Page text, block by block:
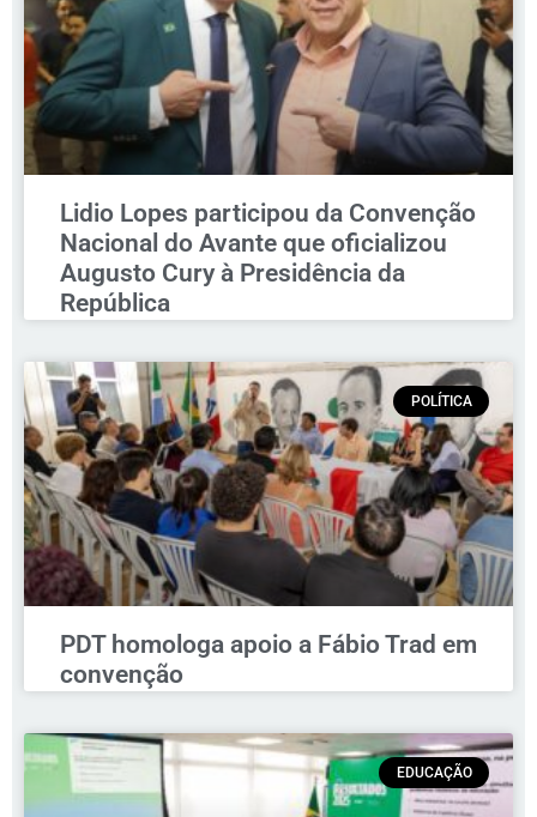
Lidio Lopes participou da Convenção
Nacional do Avante que oficializou
Augusto Cury à Presidência da
República
POLÍTICA
PDT homologa apoio a Fábio Trad em
convenção
EDUCAÇÃO